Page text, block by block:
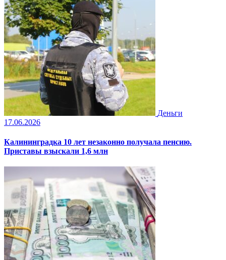
Деньги
17.06.2026
Калининградка 10 лет незаконно получала пенсию.
Приставы взыскали 1,6 млн